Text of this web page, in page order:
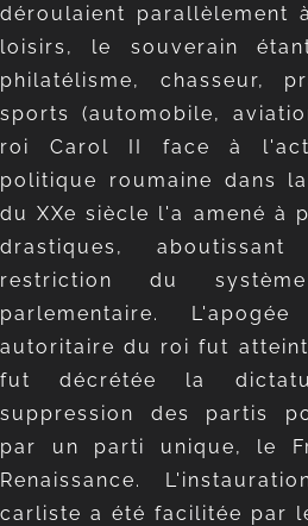
déroulaient parallèlement
loisirs, le souverain
philatélisme, chasseur,
sports (automobile,
roi Carol II face à
politique roumaine dans
du XXe siècle l'a amené à
drastiques,
restriction du
parlementaire.
autoritaire du roi fut
fut décrétée la
suppression des partis
par un parti unique, le
Renaissance.
carliste a été facilitée par